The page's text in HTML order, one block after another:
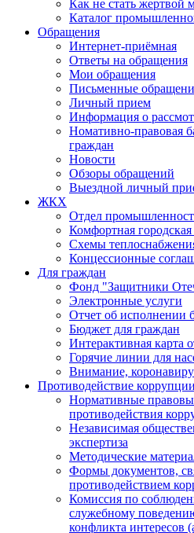
Как не стать жертвой
Каталог
Обращения
Интернет-приёмная
Ответы на обращения
Мои обращения
Письменные
Личный прием
Информация о
Номативно-правовая
граждан
Новости
Обзоры обращений
Выездной личный
ЖКХ
Отдел
Комфортная городская
Схемы
Концессионные
Для граждан
Фонд "Защитники
Электронные услуги
Отчет об исполнении
Бюджет для граждан
Интерактивная карта
Горячие линии для
Внимание,
Противодействие коррупции
Нормативные
противодействия
Независимая
экспертиза
Методические
Формы документов,
противодействием
Комиссия по
служебному
конфликта интересов